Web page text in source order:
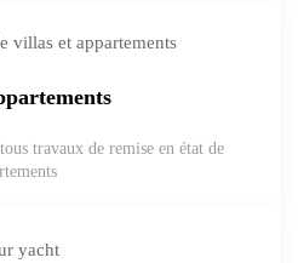
travaux de remise en état de